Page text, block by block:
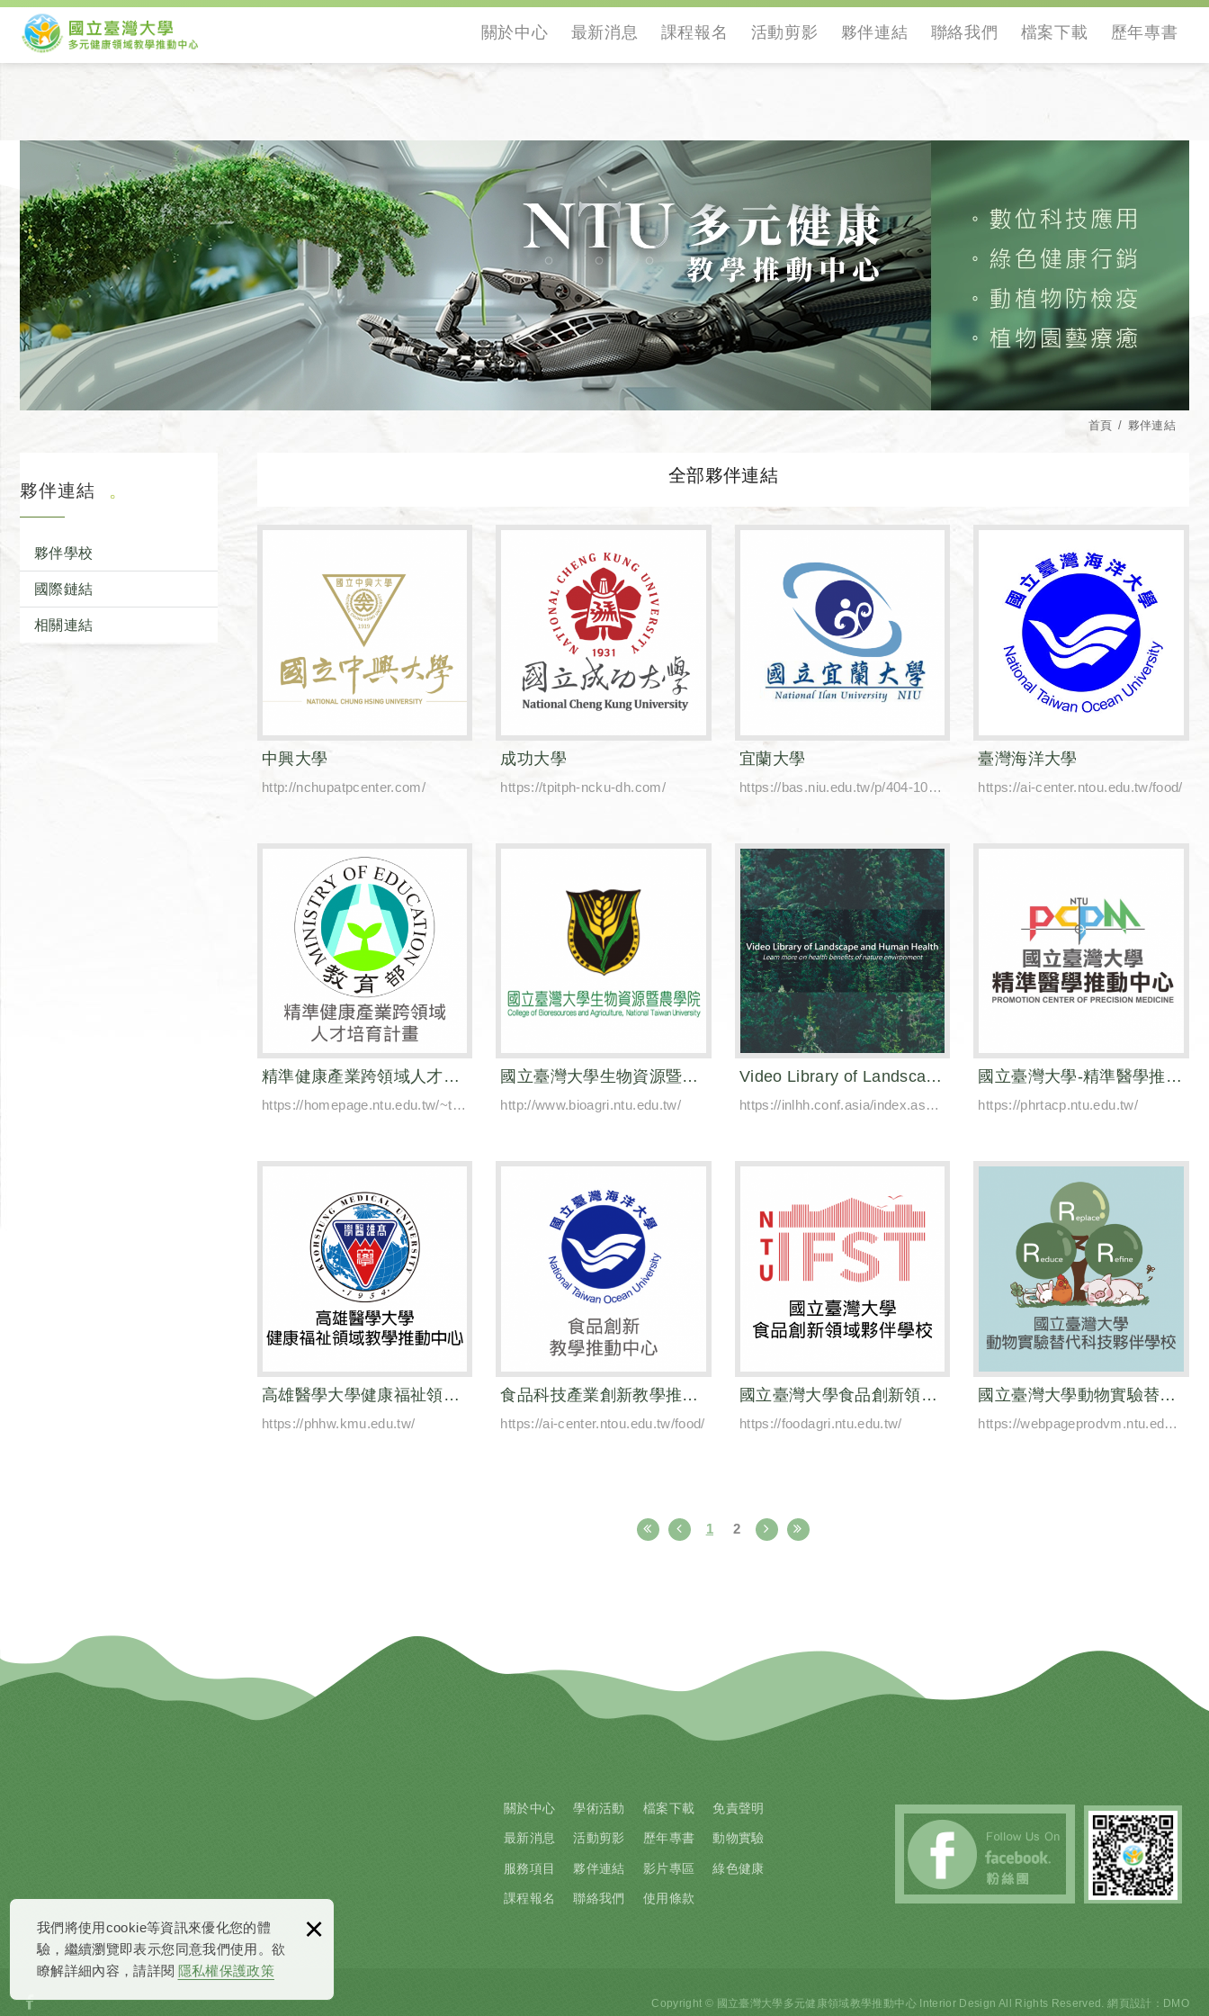
我們將使用cookie等資訊來優化您的體
驗，繼續瀏覽即表示您同意我們使用。欲
瞭解詳細內容，請詳閱 隱私權保護政策
×
關於中心 最新消息 課程報名 活動剪影 夥伴連結 聯絡我們 檔案下載 歷年專書
首頁 夥伴連結
夥伴連結
夥伴學校
國際鏈結
相關連結
全部夥伴連結
中興大學
http://nchupatpcenter.com/
成功大學
https://tpitph-ncku-dh.com/
宜蘭大學
https://bas.niu.edu.tw/p/404-1053-28131.php?Lang=zh-tw
臺灣海洋大學
https://ai-center.ntou.edu.tw/food/
精準健康產業跨領域人才培育計畫總辦公室
https://homepage.ntu.edu.tw/~tpitph/2021P1.htm
國立臺灣大學生物資源暨農學院
http://www.bioagri.ntu.edu.tw/
Video Library of Landscape and Human Health
https://inlhh.conf.asia/index.aspx?lang=en
國立臺灣大學-精準醫學推動中心
https://phrtacp.ntu.edu.tw/
高雄醫學大學健康福祉領域教學推動中心
https://phhw.kmu.edu.tw/
食品科技產業創新教學推動中心
https://ai-center.ntou.edu.tw/food/
國立臺灣大學食品創新領域夥伴學校
https://foodagri.ntu.edu.tw/
國立臺灣大學動物實驗替代科技夥伴學校
https://webpageprodvm.ntu.edu.tw/ntuvm3r/
1 2
關於中心
最新消息
服務項目
課程報名
學術活動
活動剪影
夥伴連結
聯絡我們
檔案下載
歷年專書
影片專區
使用條款
免責聲明
動物實驗
綠色健康
Copyright © 國立臺灣大學多元健康領域教學推動中心 Interior Design All Rights Reserved. 網頁設計 ：DMO